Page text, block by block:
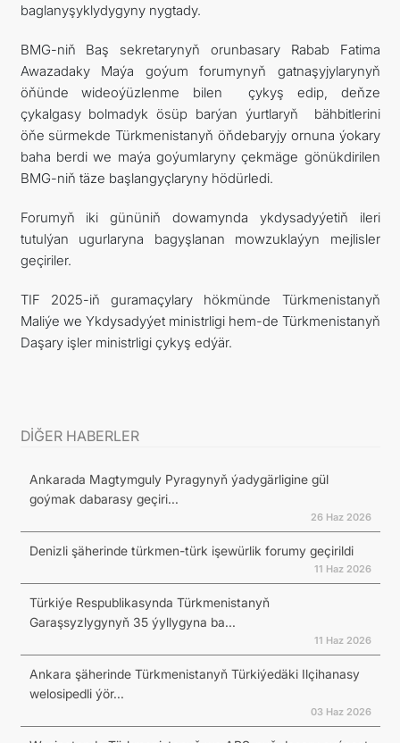
baglanyşyklydygyny nygtady.
BMG-niň Baş sekretarynyň orunbasary Rabab Fatima
Awazadaky Maýa goýum forumynyň gatnaşyjylarynyň
öňünde wideoýüzlenme bilen çykyş edip, deňze
çykalgasy bolmadyk ösüp barýan ýurtlaryň bähbitlerini
öňe sürmekde Türkmenistanyň öňdebaryjy ornuna ýokary
baha berdi we maýa goýumlaryny çekmäge gönükdirilen
BMG-niň täze başlangyçlaryny hödürledi.
Forumyň iki gününiň dowamynda ykdysadyýetiň ileri
tutulýan ugurlaryna bagyşlanan mowzuklaýyn mejlisler
geçiriler.
TIF 2025-iň guramaçylary hökmünde Türkmenistanyň
Maliýe we Ykdysadyýet ministrligi hem-de Türkmenistanyň
Daşary işler ministrligi çykyş edýär.
DİĞER HABERLER
Ankarada Magtymguly Pyragynyň ýadygärligine gül
goýmak dabarasy geçiri...
26 Haz 2026
Denizli şäherinde türkmen-türk işewürlik forumy geçirildi
11 Haz 2026
Türkiýe Respublikasynda Türkmenistanyň
Garaşsyzlygynyň 35 ýyllygyna ba...
11 Haz 2026
Ankara şäherinde Türkmenistanyň Türkiýedäki Ilçihanasy
welosipedli ýör...
03 Haz 2026